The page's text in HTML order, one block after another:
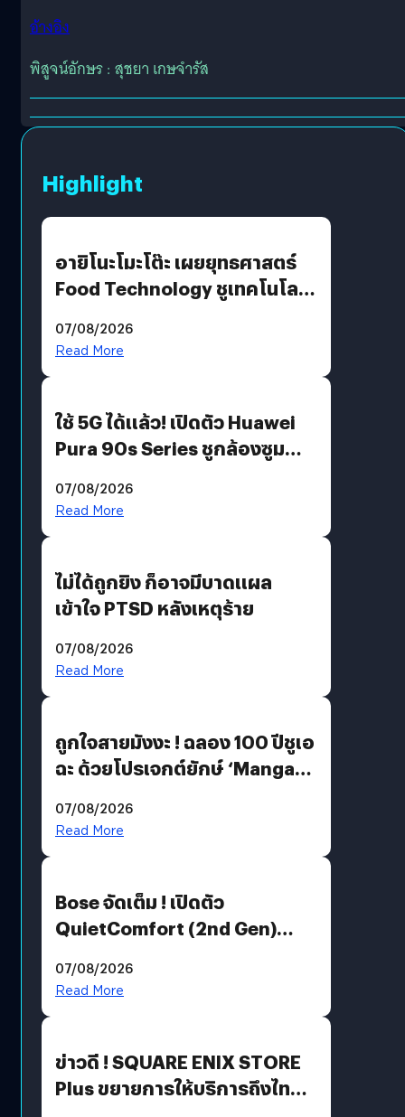
อ้างอิง
พิสูจน์อักษร : สุชยา เกษจำรัส
Highlight
อายิโนะโมะโต๊ะ เผยยุทธศาสตร์
Food Technology ชูเทคโนโลยี
บริโภคและ B2B
07/08/2026
Read More
ใช้ 5G ได้แล้ว! เปิดตัว Huawei
Pura 90s Series ชูกล้องซูม
07/08/2026
Read More
ไม่ได้ถูกยิง ก็อาจมีบาดแผล
เข้าใจ PTSD หลังเหตุร้าย
07/08/2026
Read More
ถูกใจสายมังงะ ! ฉลอง 100 ปีชูเอ
ฉะ ด้วยโปรเจกต์ยักษ์ ‘Manga
มีภาษาไทยด้วย
07/08/2026
Read More
Bose จัดเต็ม ! เปิดตัว
QuietComfort (2nd Gen)
07/08/2026
Read More
ข่าวดี ! SQUARE ENIX STORE
Plus ขยายการให้บริการถึงไทย